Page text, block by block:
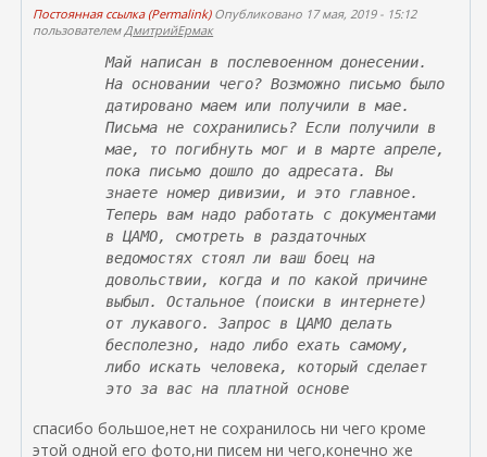
Постоянная ссылка (Permalink)Опубликовано 17 мая, 2019 - 15:12
пользователемДмитрийЕрмак
Май написан в послевоенном донесении.
На основании чего? Возможно письмо было
датировано маем или получили в мае.
Письма не сохранились? Если получили в
мае, то погибнуть мог и в марте апреле,
пока письмо дошло до адресата. Вы
знаете номер дивизии, и это главное.
Теперь вам надо работать с документами
в ЦАМО, смотреть в раздаточных
ведомостях стоял ли ваш боец на
довольствии, когда и по какой причине
выбыл. Остальное (поиски в интернете)
от лукавого. Запрос в ЦАМО делать
бесполезно, надо либо ехать самому,
либо искать человека, который сделает
это за вас на платной основе
спасибо большое,нет не сохранилось ни чего кроме
этой одной его фото,ни писем ни чего,конечно же